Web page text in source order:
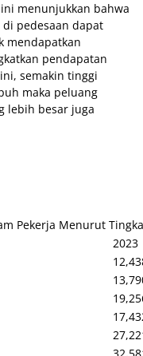
menunjukkan bahwa
pedesaan dapat
mendapatkan
pendapatan
semakin tinggi
maka peluang
lebih besar juga
Pekerja Menurut
2023